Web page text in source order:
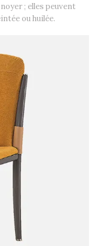
; elles peuvent
ou huilée.